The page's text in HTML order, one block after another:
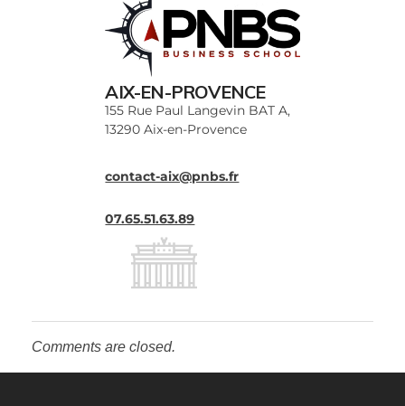
AIX-EN-PROVENCE
155 Rue Paul Langevin BAT A,
13290 Aix-en-Provence
contact-aix@pnbs.fr
07.65.51.63.89
Comments are closed.